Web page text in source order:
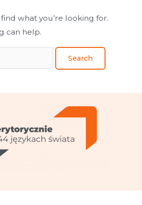
find what you’re looking for.
can help.